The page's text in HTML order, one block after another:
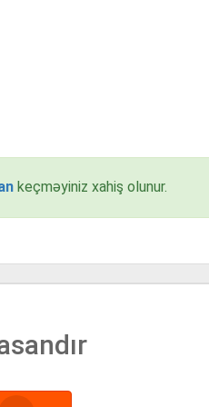
keçməyiniz xahiş olunur.